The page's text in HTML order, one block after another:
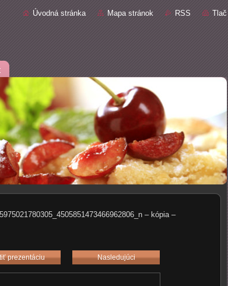
Úvodná stránka Mapa stránok RSS Tlač
– kópia –
prezentáciu Nasledujúci